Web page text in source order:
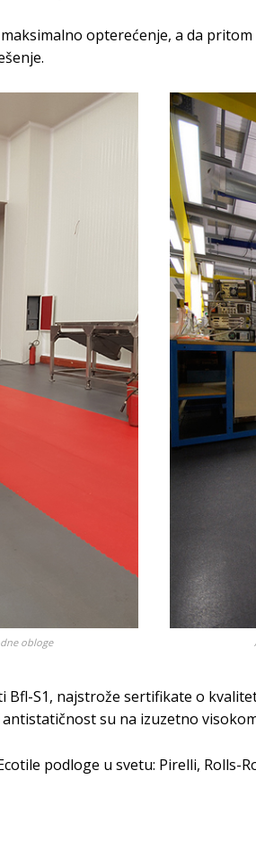
opterećenje, a da
obloge
S1, najstrože sertifikate o
su na izuzetno
podloge u svetu: Pirelli, Rolls-